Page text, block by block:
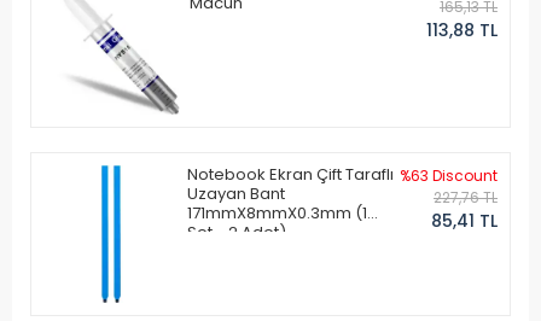
165,13 TL
113,88 TL
Notebook Ekran Çift Taraflı
Uzayan Bant
171mmX8mmX0.3mm (1
Set - 2 Adet)
%63 Discount
227,76 TL
85,41 TL